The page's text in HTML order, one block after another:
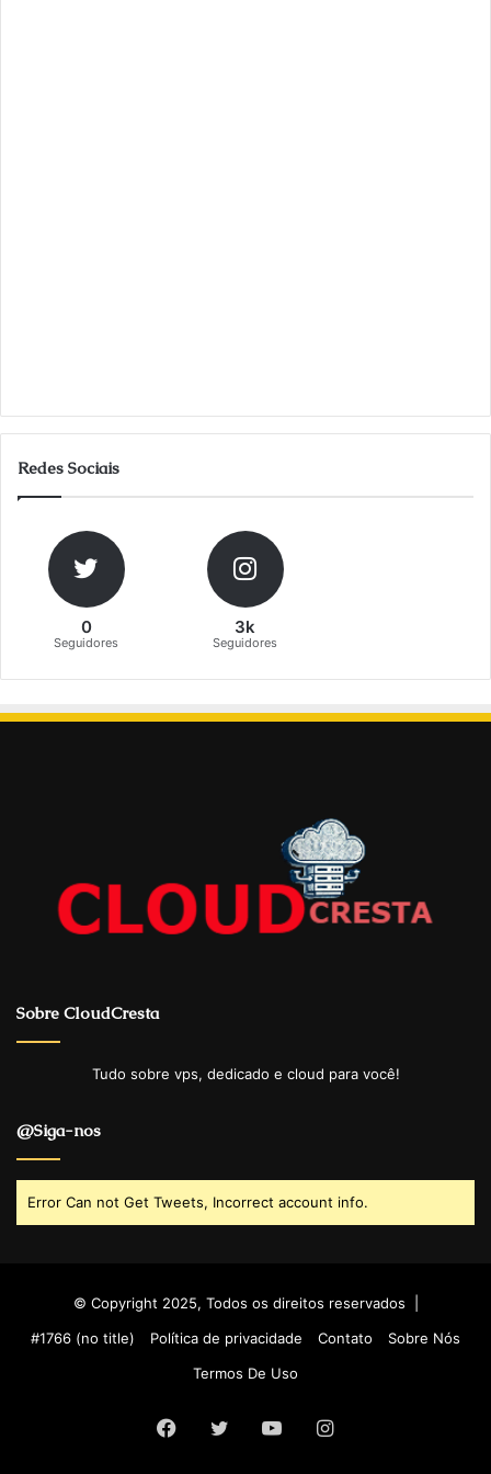
Redes Sociais
0
Seguidores
3k
Seguidores
Sobre CloudCresta
Tudo sobre vps, dedicado e cloud para você!
@Siga-nos
Error Can not Get Tweets, Incorrect account info.
© Copyright 2025, Todos os direitos reservados |
#1766 (no title)
Política de privacidade Contato
Sobre Nós
Termos De Uso
Facebook
Twitter YouTubeInstagram